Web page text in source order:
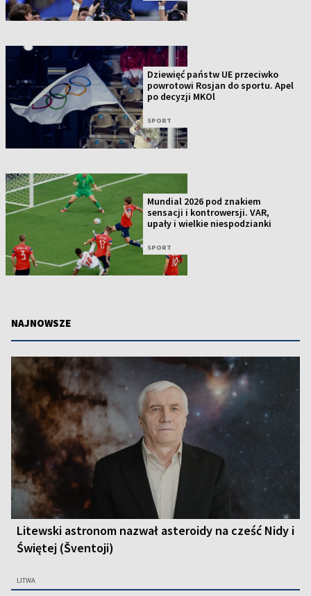
Dziewięć państw UE przeciwko
powrotowi Rosjan do sportu. Apel
po decyzji MKOl
SPORT
Mundial 2026 pod znakiem
sensacji i kontrowersji. VAR,
upały i wielkie niespodzianki
SPORT
NAJNOWSZE
Litewski astronom nazwał asteroidy na cześć Nidy i
Świętej (Šventoji)
LITWA